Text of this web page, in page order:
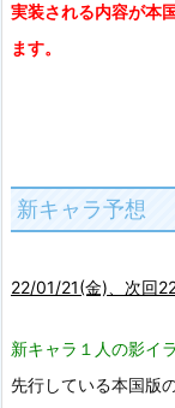
実装される内容が本
ます。
新キャラ予想
22/01/21(金)、次回
新キャラ１人の影イ
先行している本国版